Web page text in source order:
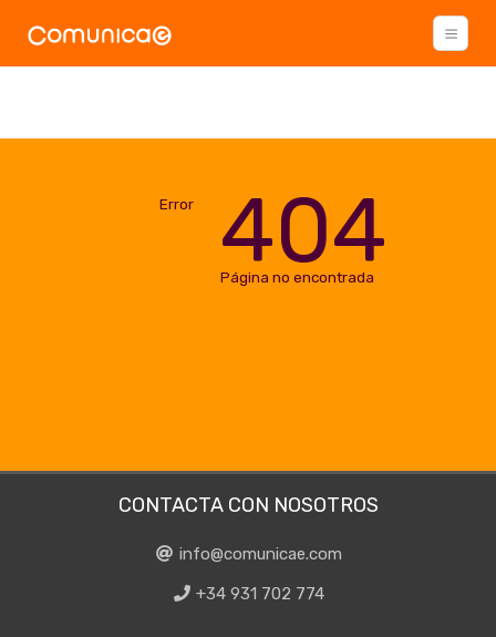
Error 404
Página no encontrada
CONTACTA CON NOSOTROS
info@comunicae.com
+34 931 702 774